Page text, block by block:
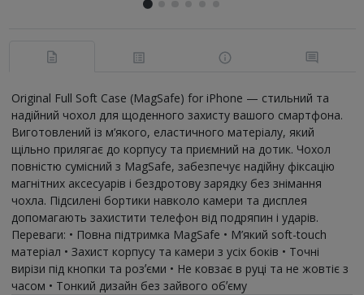
Original Full Soft Case (MagSafe) for iPhone — стильний та
надійний чохол для щоденного захисту вашого смартфона.
Виготовлений із м’якого, еластичного матеріалу, який
щільно прилягає до корпусу та приємний на дотик. Чохол
повністю сумісний з MagSafe, забезпечує надійну фіксацію
магнітних аксесуарів і бездротову зарядку без знімання
чохла. Підсилені бортики навколо камери та дисплея
допомагають захистити телефон від подряпин і ударів.
Переваги: • Повна підтримка MagSafe • М’який soft-touch
матеріал • Захист корпусу та камери з усіх боків • Точні
вирізи під кнопки та розʼєми • Не ковзає в руці та не жовтіє з
часом • Тонкий дизайн без зайвого обʼєму